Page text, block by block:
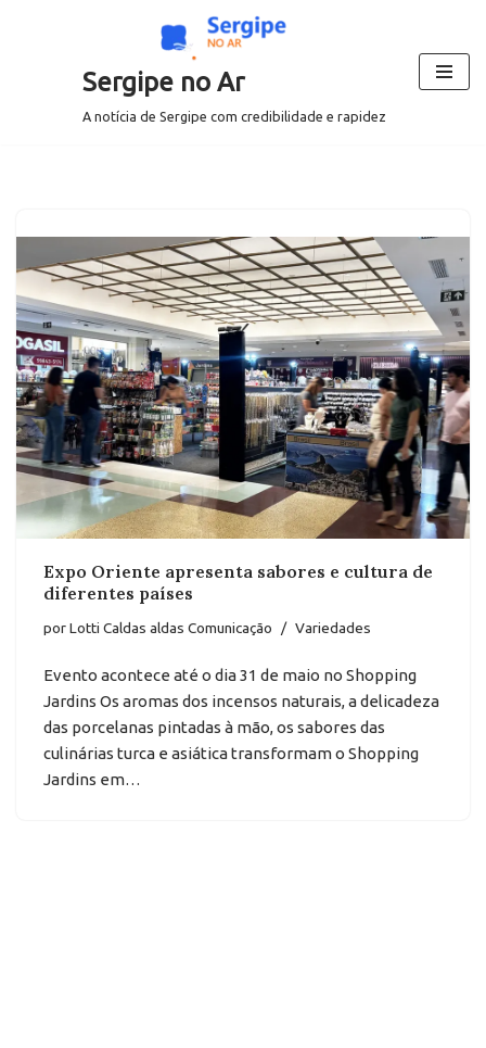
Sergipe no Ar
A notícia de Sergipe com credibilidade e rapidez
Expo Oriente apresenta sabores e cultura de
diferentes países
porLotti Caldas aldas Comunicação Variedades
Evento acontece até o dia 31 de maio no Shopping
Jardins Os aromas dos incensos naturais, a delicadeza
das porcelanas pintadas à mão, os sabores das
culinárias turca e asiática transformam o Shopping
Jardins em…